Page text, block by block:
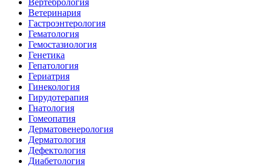
Вертебрология
Ветеринария
Гастроэнтерология
Гематология
Гемостазиология
Генетика
Гепатология
Гериатрия
Гинекология
Гирудотерапия
Гнатология
Гомеопатия
Дерматовенерология
Дерматология
Дефектология
Диабетология